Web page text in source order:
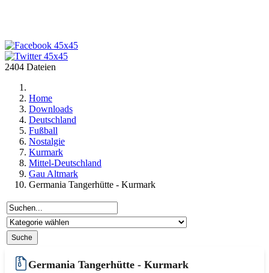
2404 Dateien
Home
Downloads
Deutschland
Fußball
Nostalgie
Kurmark
Mittel-Deutschland
Gau Altmark
Germania Tangerhütte - Kurmark
Germania Tangerhütte - Kurmark